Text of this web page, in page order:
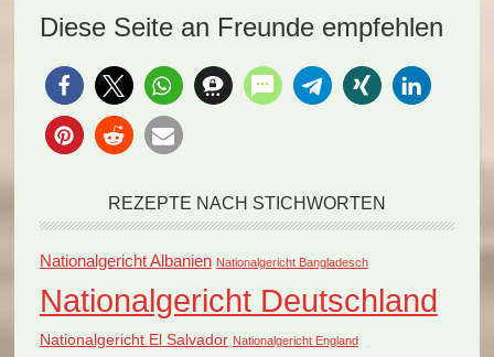
Diese Seite an Freunde empfehlen
REZEPTE NACH STICHWORTEN
Nationalgericht Albanien Nationalgericht Bangladesch
Nationalgericht Deutschland
Nationalgericht El Salvador Nationalgericht England